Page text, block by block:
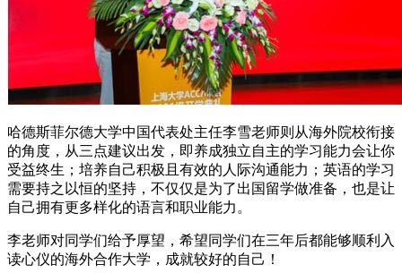
哈德斯菲尔德大学中国代表处主任李雪老师则从海外院校衔接
的角度，从三点建议出发，即养成独立自主的学习能力会让你
受益终生；培养自己积极且有效的人际沟通能力；英语的学习
需要持之以恒的坚持，不仅仅是为了出国留学做准备，也是让
自己拥有更多样化的语言和职业能力。
李老师对同学们给予厚望，希望同学们在三年后都能够顺利入
读心仪的海外合作大学，成就较好的自己！